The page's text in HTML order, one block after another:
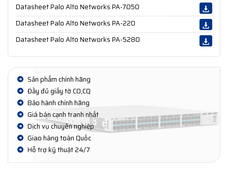
Datasheet Palo Alto Networks PA-7050
Datasheet Palo Alto Networks PA-220
Datasheet Palo Alto Networks PA-5280
Sản phẩm chính hãng
Đầy đủ giấy tờ CO,CQ
Bảo hành chính hãng
Giá bán cạnh tranh nhất
Dịch vụ chuyên nghiệp
Giao hàng toàn Quốc
Hỗ trợ kỹ thuật 24/7